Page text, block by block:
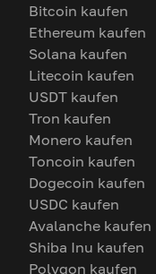
Bitcoin kaufen
Ethereum kaufen
Solana kaufen
Litecoin kaufen
USDT kaufen
Tron kaufen
Monero kaufen
Toncoin kaufen
Dogecoin kaufen
USDC kaufen
Avalanche kaufen
Shiba Inu kaufen
Polygon kaufen